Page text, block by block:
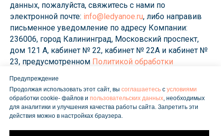
данных, пожалуйста, свяжитесь с нами по
электронной почте: info@ledyanoe.ru, либо направив
письменное уведомление по адресу Компании:
236006, город Калининград, Московский проспект,
дом 121 А, кабинет № 22, кабинет № 22А и кабинет №
23, предусмотренном Политикой обработки
7. Используемые сторонние сервисы. Tilda
Publishing, Yandex Advertising Network (РСЯ)
8. На сайте используется система управления
cookie-согласием, позволяющая пользователю
выбирать категории cookie, разрешенные к
Предупреждение
Продолжая использовать этот сайт, вы соглашаетесь с условиями
обработки cookie- файлов и пользовательских данных , необходимых
для аналитики и улучшения качества работы сайта. Запретить эти
действия можно в настройках браузера.